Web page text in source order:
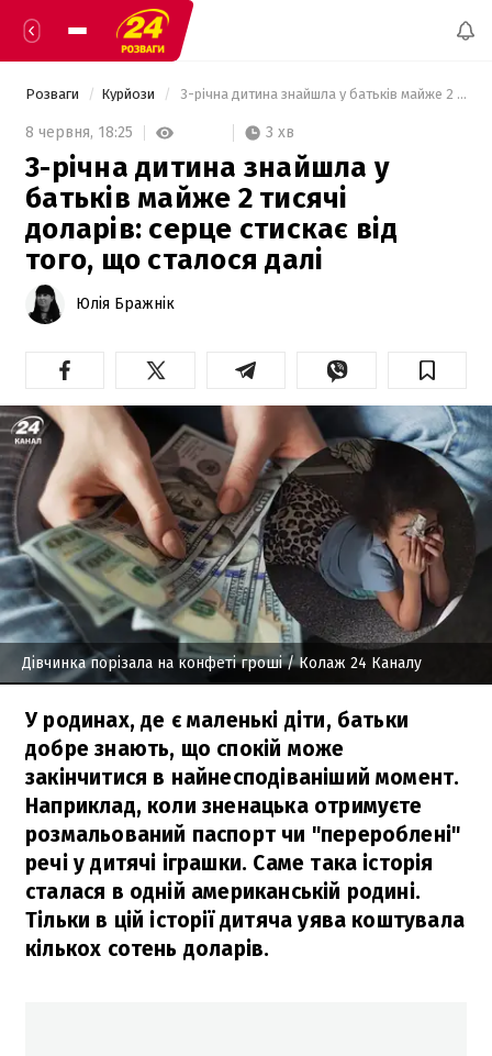
Розваги Курйози 3-річна дитина знайшла у батьків майже 2 тисячі доларів: серце стискає від того, що сталося далі
8 червня, 18:25 3 хв
3-річна дитина знайшла у
батьків майже 2 тисячі
доларів: серце стискає від
того, що сталося далі
Юлія Бражнік
Дівчинка порізала на конфеті гроші/ Колаж 24 Каналу
У родинах, де є маленькі діти, батьки
добре знають, що спокій може
закінчитися в найнесподіваніший момент.
Наприклад, коли зненацька отримуєте
розмальований паспорт чи "перероблені"
речі у дитячі іграшки. Саме така історія
сталася в одній американській родині.
Тільки в цій історії дитяча уява коштувала
кількох сотень доларів.